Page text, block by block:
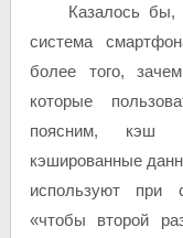
Казалось
система
более того,
которые
поясним, кэш
кэшированные
используют при
«чтобы второй